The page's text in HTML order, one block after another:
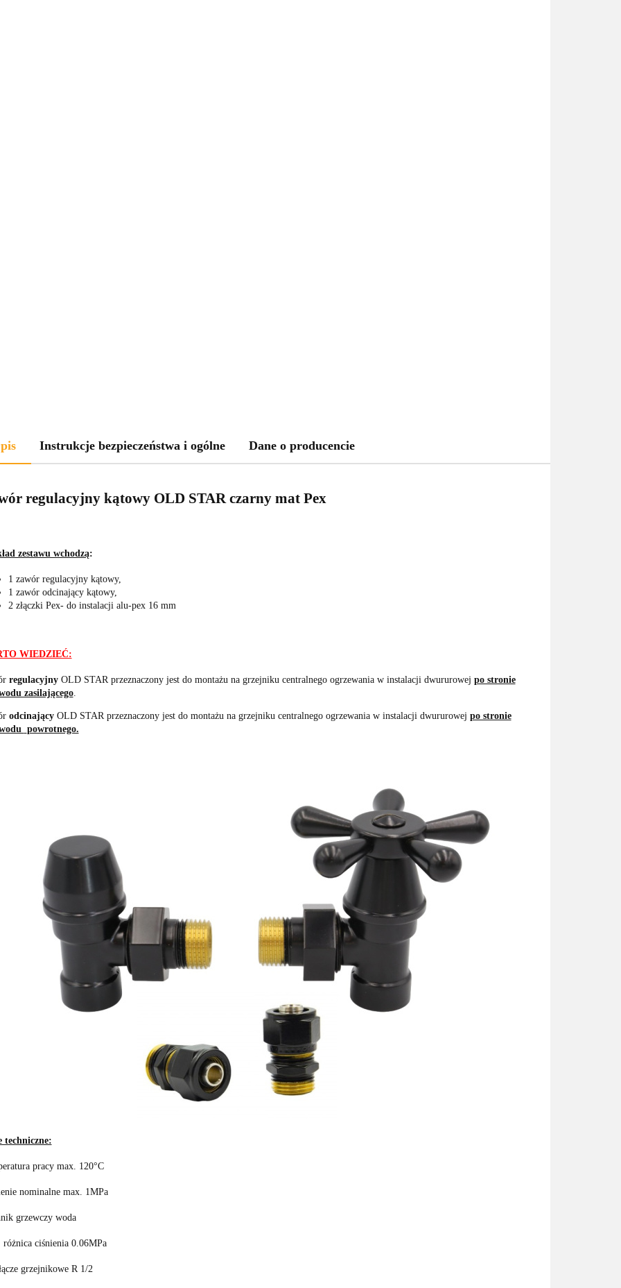
Instrukcje bezpieczeństwa i ogólne Dane o producencie
regulacyjny kątowy OLD STAR czarny mat Pex
zestawu wchodzą:
1 zawór regulacyjny kątowy,
1 zawór odcinający kątowy,
2 złączki Pex- do instalacji alu-pex 16 mm
WIEDZIEĆ:
regulacyjnyOLD STAR przeznaczony jest do montażu na grzejniku centralnego ogrzewania w instalacji dwururowej po stronie
zasilającego.
odcinający OLD STAR przeznaczony jest do montażu na grzejniku centralnego ogrzewania w instalacji dwururowej po stronie
powrotnego.
techniczne:
pracy max. 120°C
nominalne max. 1MPa
grzewczy woda
różnica ciśnienia 0.06MPa
grzejnikowe R 1/2